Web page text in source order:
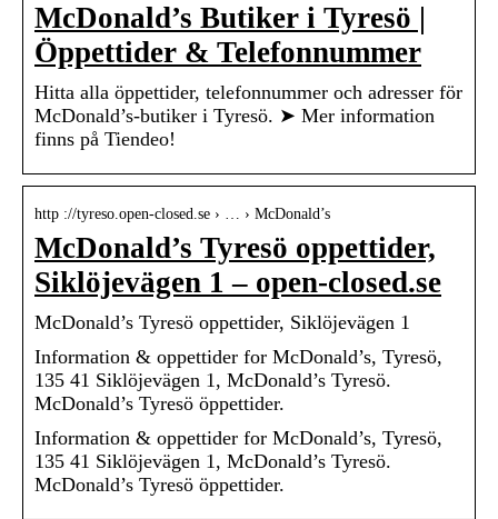
McDonald’s Butiker i Tyresö |
Öppettider & Telefonnummer
Hitta alla öppettider, telefonnummer och adresser för
McDonald’s-butiker i Tyresö. ➤ Mer information
finns på Tiendeo!
http ://tyreso.open-closed.se › … › McDonald’s
McDonald’s Tyresö oppettider,
Siklöjevägen 1 – open-closed.se
McDonald’s Tyresö oppettider, Siklöjevägen 1
Information & oppettider for McDonald’s, Tyresö,
135 41 Siklöjevägen 1, McDonald’s Tyresö.
McDonald’s Tyresö öppettider.
Information & oppettider for McDonald’s, Tyresö,
135 41 Siklöjevägen 1, McDonald’s Tyresö.
McDonald’s Tyresö öppettider.